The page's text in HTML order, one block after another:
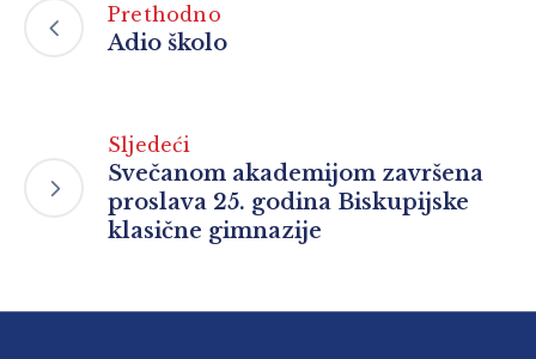
Prethodno
Adio školo
Sljedeći
Svečanom akademijom završena
proslava 25. godina Biskupijske
klasične gimnazije